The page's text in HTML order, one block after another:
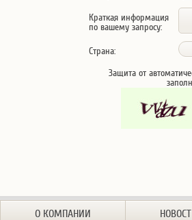
Краткая информация
по вашему запросу:
Страна:
Защита от
О КОМПАНИИ